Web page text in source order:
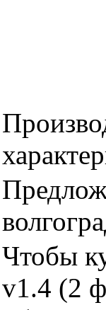
Чтобы
v1.4 (2